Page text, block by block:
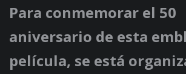
Para conmemorar el 50
aniversario de esta
película, se está